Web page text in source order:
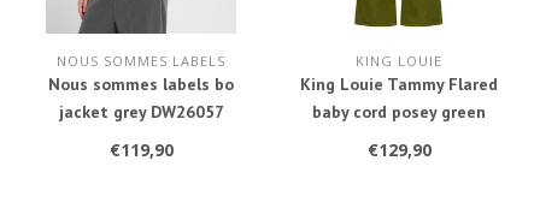
NOUS SOMMES LABELS
Nous sommes labels bo
jacket grey DW26057
€119,90
KING LOUIE
King Louie Tammy Flared
baby cord posey green
10750
€129,90